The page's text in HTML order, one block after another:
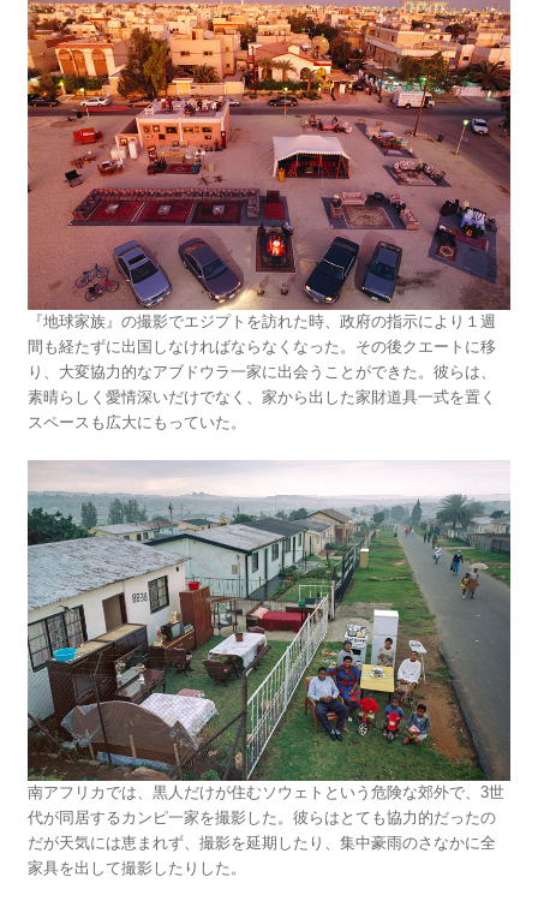
『地球家族』の撮影でエジプトを訪れた時、政府の指示により１週
間も経たずに出国しなければならなくなった。その後クエートに移
り、大変協力的なアブドウラ一家に出会うことができた。彼らは、
素晴らしく愛情深いだけでなく、家から出した家財道具一式を置く
スペースも広大にもっていた。
南アフリカでは、黒人だけが住むソウェトという危険な郊外で、3世
代が同居するカンピ一家を撮影した。彼らはとても協力的だったの
だが天気には恵まれず、撮影を延期したり、集中豪雨のさなかに全
家具を出して撮影したりした。